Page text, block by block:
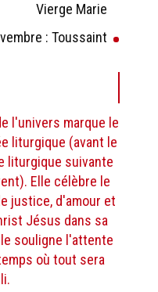
Vierge Marie
: Toussaint
l'univers marque le
liturgique (avant le
liturgique suivante
Elle célèbre le
justice, d'amour et
Jésus dans sa
souligne l'attente
où tout sera